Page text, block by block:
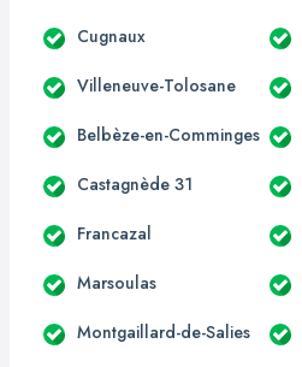
Cugnaux
Villeneuve-Tolosane
Belbèze-en-Comminges
Castagnède 31
Francazal
Marsoulas
Montgaillard-de-Salies